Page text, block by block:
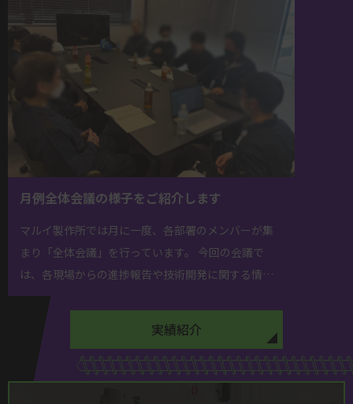
月例全体会議の様子をご紹介します
マルイ製作所では月に一度、各部署のメンバーが集
まり「全体会議」を行っています。 今回の会議で
は、各現場からの進捗報告や技術開発に関する情報
共有、 新たな取り組みについて活発な意見交換が行
われました。 若手からベテランの職 […]
実績紹介